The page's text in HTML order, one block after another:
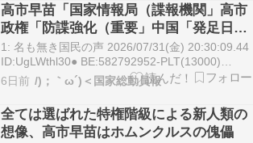
高市早苗「国家情報局（諜報機関」高市
政権「防諜強化（重要」中国「発足日批
判！（7/31」三峡ダム「決壊危機」台風
13号「三峡直行！（大豪雨予測」中国
「あっ」→
1: 名も無き国民の声 2026/07/31(金) 20:30:09.44
ID:UgLWthl30● BE:582792952-PLT(13000)
https://hayabusa3.2ch.sc/test/read.cgi/news/
名も無き国…
6日前 /)；｀ω´)＜国家総動員報
全ては選ばれた特権階級による新人類の
想像、高市早苗はホムンクルスの傀儡